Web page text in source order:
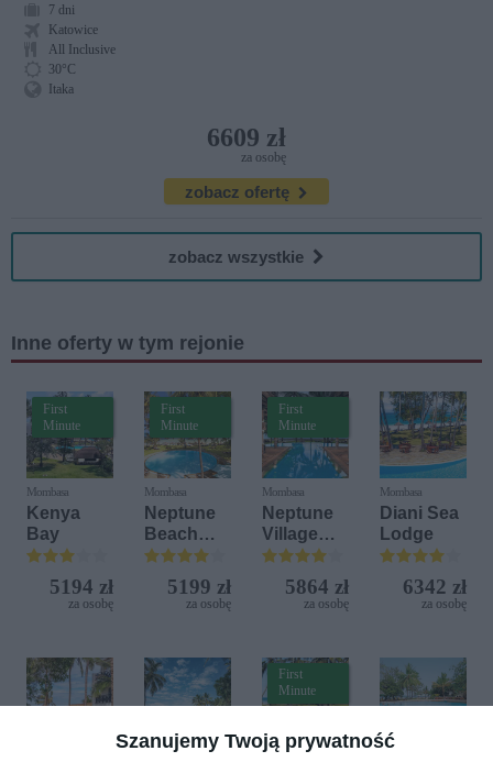
Szanujemy Twoją prywatność
7 dni
Katowice
All Inclusive
30°C
Itaka
6609 zł
za osobę
zobacz ofertę
zobacz wszystkie
Inne oferty w tym rejonie
First
Minute
Mombasa
Kenya
Bay
5194 zł
za osobę
First
Minute
Mombasa
Neptune
Beach
Resort
5199 zł
za osobę
First
Minute
Mombasa
Neptune
Village
Beach
Resort &
SPA5864 zł
za osobę
Mombasa
Diani Sea
Lodge
6342 zł
za osobę
First
Minute